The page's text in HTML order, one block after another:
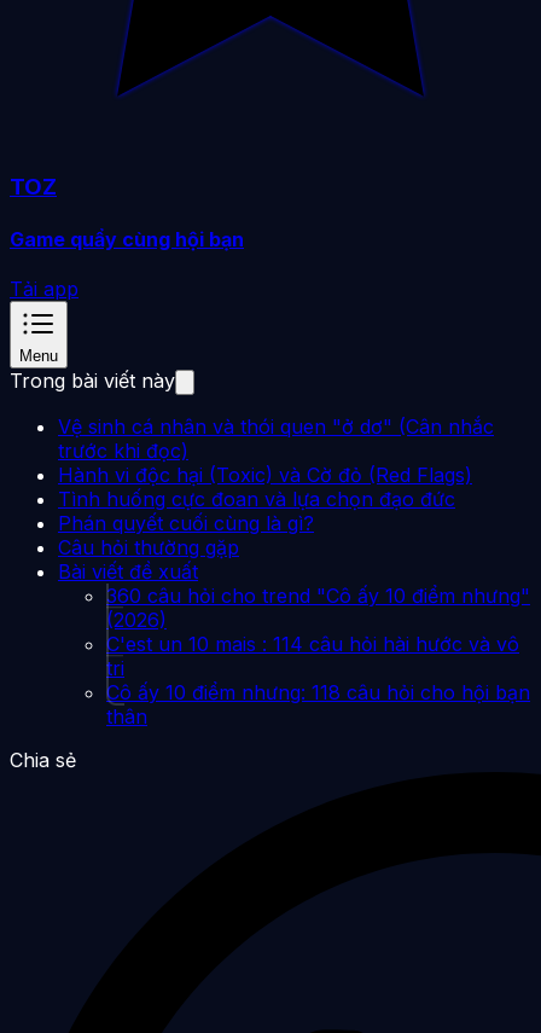
TOZ
Game quẩy cùng hội bạn
Tải app
Menu
Trong bài viết này
Vệ sinh cá nhân và thói quen "ở dơ" (Cân nhắc
trước khi đọc)
Hành vi độc hại (Toxic) và Cờ đỏ (Red Flags)
Tình huống cực đoan và lựa chọn đạo đức
Phán quyết cuối cùng là gì?
Câu hỏi thường gặp
Bài viết đề xuất
360 câu hỏi cho trend "Cô ấy 10 điểm nhưng"
(2026)
C'est un 10 mais : 114 câu hỏi hài hước và vô
tri
Cô ấy 10 điểm nhưng: 118 câu hỏi cho hội bạn
thân
Chia sẻ